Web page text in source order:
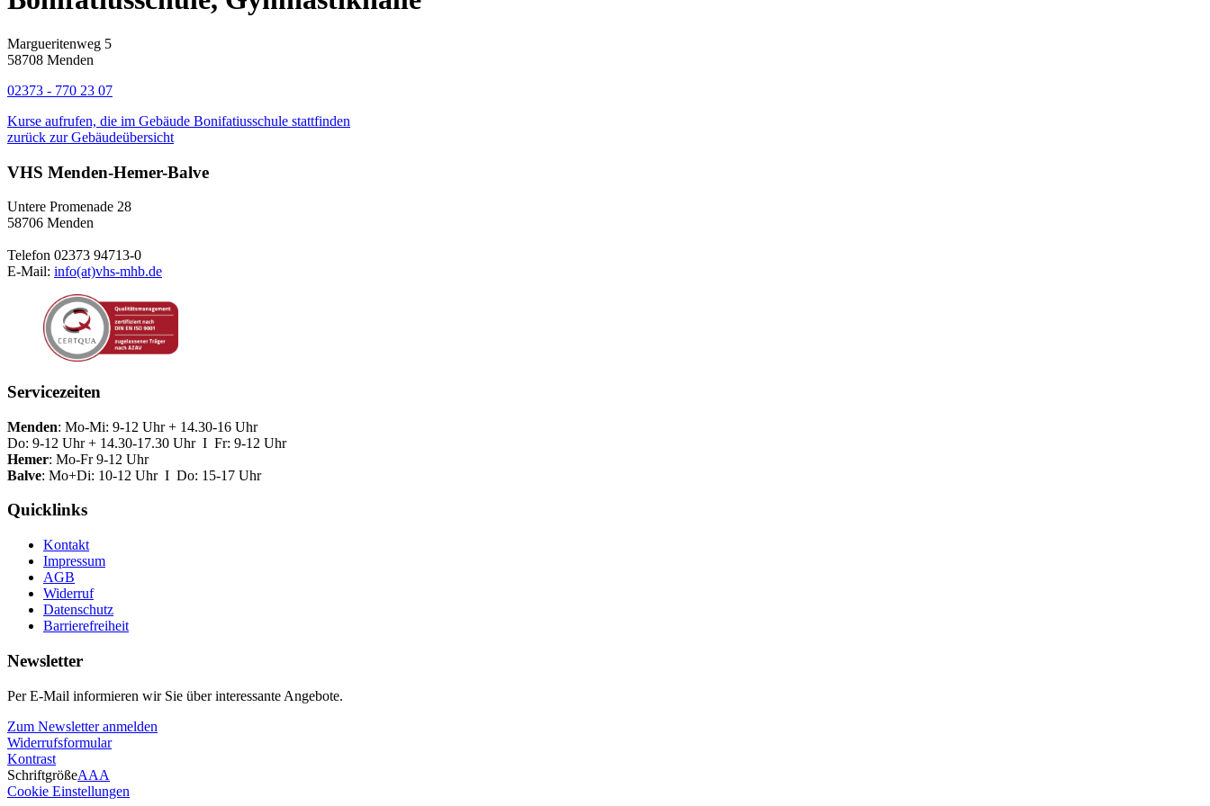
Margueritenweg 5
58708 Menden
02373 - 770 23 07
Kurse aufrufen, die im Gebäude Bonifatiusschule stattfinden
zurück zur Gebäudeübersicht
VHS Menden-Hemer-Balve
Untere Promenade 28
58706 Menden
Telefon 02373 94713-0
E-Mail: info(at)vhs-mhb.de
Servicezeiten
Menden: Mo-Mi: 9-12 Uhr + 14.30-16 Uhr
Do: 9-12 Uhr + 14.30-17.30 Uhr I Fr: 9-12 Uhr
Hemer: Mo-Fr 9-12 Uhr
Balve: Mo+Di: 10-12 Uhr I Do: 15-17 Uhr
Quicklinks
Kontakt
Impressum
AGB
Widerruf
Datenschutz
Barrierefreiheit
Newsletter
Per E-Mail informieren wir Sie über interessante Angebote.
Zum Newsletter anmelden
Widerrufsformular
Kontrast
SchriftgrößeAAA
Cookie Einstellungen